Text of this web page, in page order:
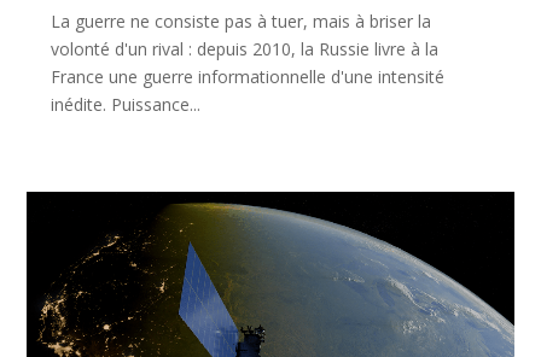
La guerre ne consiste pas à tuer, mais à briser la
volonté d'un rival : depuis 2010, la Russie livre à la
France une guerre informationnelle d'une intensité
inédite. Puissance...